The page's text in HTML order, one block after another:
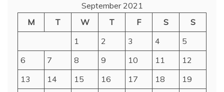
September 2021
M
T W T F S
S
1
2 3 4
5
6
7 8 9 10 11
12
13
14 15 16 17 18
19